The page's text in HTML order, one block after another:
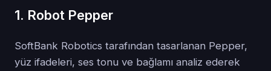
1. Robot Pepper
SoftBank Robotics tarafından tasarlanan Pepper,
yüz ifadeleri, ses tonu ve bağlamı analiz ederek